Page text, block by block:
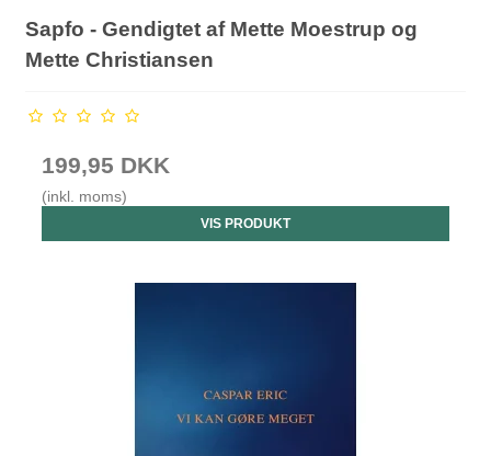
Sapfo - Gendigtet af Mette Moestrup og
Mette Christiansen
199,95 DKK
(inkl. moms)
VIS PRODUKT